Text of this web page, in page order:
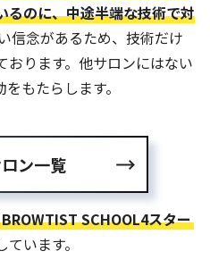
るのに、中途半端な技術で対
信念があるため、技術だけ
おります。他サロンにはない
もたらします。
ン一覧
SCHOOL4スター
います。